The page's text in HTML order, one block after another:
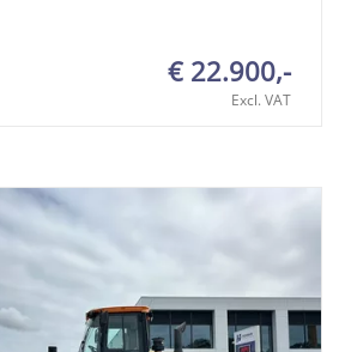
€ 22.900,-
Excl. VAT